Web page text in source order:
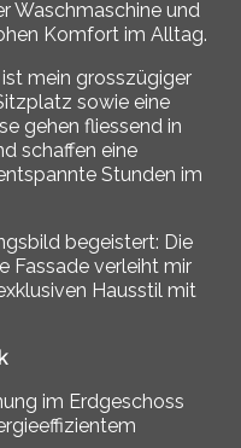
Waschmaschine und
Komfort im Alltag.
mein grosszügiger
sowie eine
gehen fliessend in
schaffen eine
Stunden im
begeistert: Die
Fassade verleiht mir
Hausstil mit
im Erdgeschoss